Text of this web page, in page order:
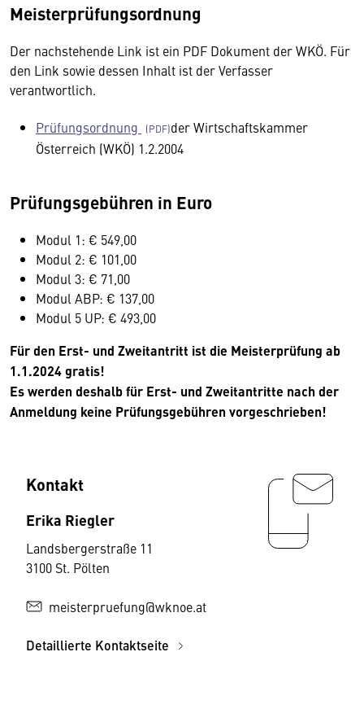
Meisterprüfungsordnung
Der nachstehende Link ist ein PDF Dokument der WKÖ. Für
den Link sowie dessen Inhalt ist der Verfasser
verantwortlich.
Prüfungsordnung
der Wirtschaftskammer
Österreich (WKÖ) 1.2.2004
Prüfungsgebühren in Euro
Modul 1: € 549,00
Modul 2: € 101,00
Modul 3: € 71,00
Modul ABP: € 137,00
Modul 5 UP: € 493,00
Für den Erst- und Zweitantritt ist die Meisterprüfung ab
1.1.2024 gratis!
Es werden deshalb für Erst- und Zweitantritte nach der
Anmeldung keine Prüfungsgebühren vorgeschrieben!
Kontakt
Erika Riegler
Landsbergerstraße 11
3100 St. Pölten
meisterpruefung@wknoe.at
Detaillierte Kontaktseite